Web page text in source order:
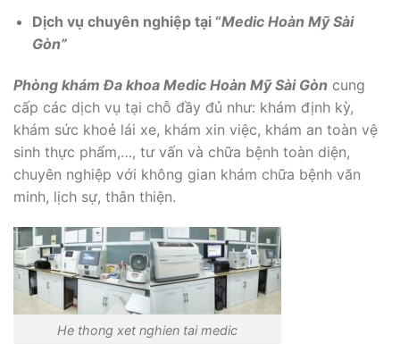
Dịch vụ chuyên nghiệp tại “Medic Hoàn Mỹ Sài
Gòn”
Phòng khám Đa khoa Medic Hoàn Mỹ Sài Gòn cung
cấp các dịch vụ tại chỗ đầy đủ như: khám định kỳ,
khám sức khoẻ lái xe, khám xin việc, khám an toàn vệ
sinh thực phẩm,…, tư vấn và chữa bệnh toàn diện,
chuyên nghiệp với không gian khám chữa bệnh văn
minh, lịch sự, thân thiện.
He thong xet nghien tai medic